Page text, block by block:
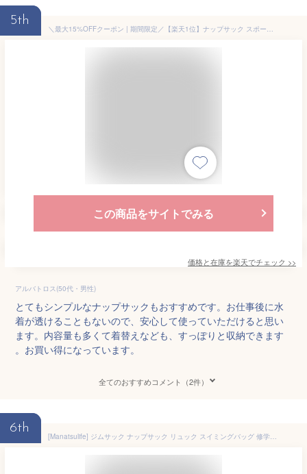
5th
＼最大15%OFFクーポン | 期間限定／【楽天1位】ナップサック スポーツ 体操服袋 ランドセルの上から 体操服入れ ナップザック プールバッグ 体操着入れ ジム ヨガ サウナ リュック ジムバッグ サブバッグ 軽量 防水 大人 大きめ 撥水加工 おしゃれ 子供 エコバッグ
この商品をサイトでみる
価格と在庫を楽天でチェック >>
アルバトロス(50代・男性)
とてもシンプルなナップサックもおすすめです。お仕事後に水
着が透けることもないので、安心して使っていただけると思い
ます。内容量も多くて着替えなども、すっぽりと収納できます
。お買い得になっています。
全てのおすすめコメント（2件）
6th
[Manatsulife] ジムサック ナップサック リュック スイミングバッグ 修学旅行 撥水 大容量 巾着袋 大人 スポーツバッグ 男女兼用 軽量 おしゃれ 27リットル BB802 (グリーン)